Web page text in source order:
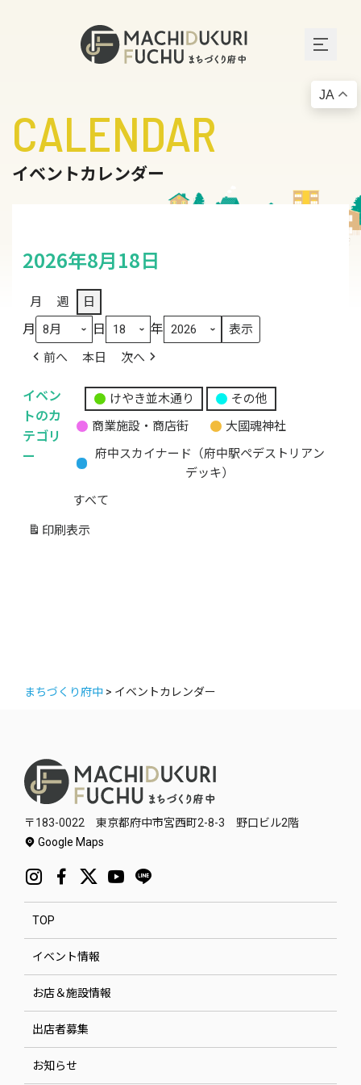
CALENDAR
イベントカレンダー
2026年8月18日
月 週 日
月 日 年
前へ 本日 次へ
イベン
トのカ
テゴリ
ー
無
題
カ
ゴ
リ
けやき並木通り
その他
商業施設・商店街
大國魂神社
府中スカイナード（府中駅ペデストリアン
デッキ）
すべて
印刷 表示
まちづくり府中 > イベントカレンダー
〒183-0022 東京都府中市宮西町2-8-3 野口ビル2階
Google Maps
TOP
イベント情報
お店＆施設情報
出店者募集
お知らせ
JA